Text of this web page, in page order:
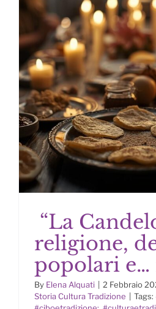
“La Candelora”
popolari e…
“La
religione,
popolari e…
By Elena Alquati 2 Febbraio
Storia Cultura Tradizione
Tags: